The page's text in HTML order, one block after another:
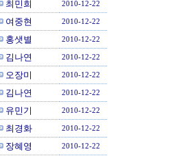
최민희 2010-12-22
여중현 2010-12-22
홍샛별 2010-12-22
김나연 2010-12-22
오장미 2010-12-22
김나연 2010-12-22
유민기 2010-12-22
최경화 2010-12-22
장혜영 2010-12-22